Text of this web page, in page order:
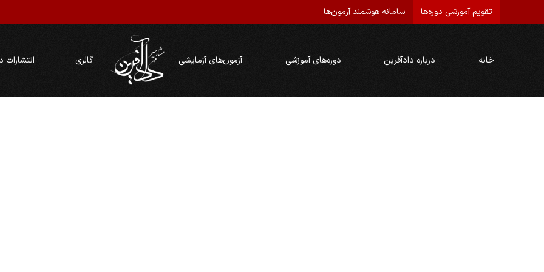
تقویم آموزشی دوره‌ها سامانه هوشمند آزمون‌ها
خانه درباره دادآفرین دوره‌های آموزشی آزمون‌های آزمایشی گالری انتشارات